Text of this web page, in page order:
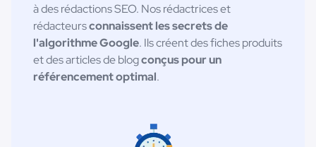
à des rédactions SEO. Nos rédactrices et
rédacteursconnaissent les secrets de
l'algorithme Google. Ils créent des fiches produits
et des articles de blogconçus pour un
référencement optimal.